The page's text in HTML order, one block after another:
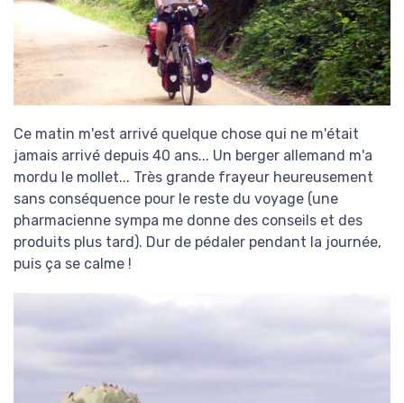
Ce matin m'est arrivé quelque chose qui ne m'était
jamais arrivé depuis 40 ans... Un berger allemand m'a
mordu le mollet... Très grande frayeur heureusement
sans conséquence pour le reste du voyage (une
pharmacienne sympa me donne des conseils et des
produits plus tard). Dur de pédaler pendant la journée,
puis ça se calme !